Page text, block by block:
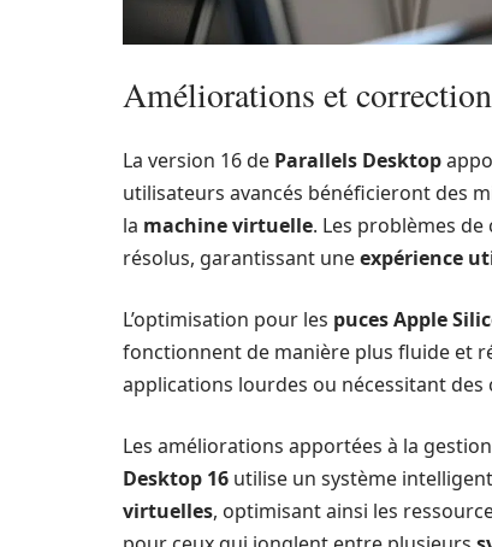
Améliorations et
La version 16 de Parallels Desktop
utilisateurs avancés bénéficieront des
la machine virtuelle. Les problèmes
résolus, garantissant uneexpérience
L’optimisation pour les puces Apple
fonctionnent de manière plus fluide et
applications lourdes ou nécessitant des
Les améliorations apportées à la gestion
Desktop 16 utilise un système
virtuelles, optimisant ainsi les